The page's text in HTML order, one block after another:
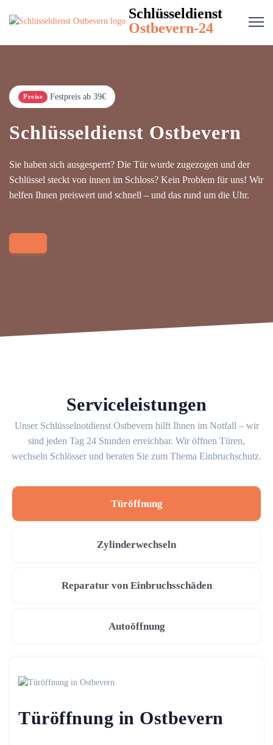
Schlüsseldienst
Ostbevern-24
Preise Festpreis ab 39€
Schlüsseldienst Ostbevern
Sie haben sich ausgesperrt? Die Tür wurde zugezogen und der
Schlüssel steckt von innen im Schloss? Kein Problem für uns! Wir
helfen Ihnen preiswert und schnell – und das rund um die Uhr.
Serviceleistungen
Unser Schlüsselnotdienst Ostbevern hilft Ihnen im Notfall – wir
sind jeden Tag 24 Stunden erreichbar. Wir öffnen Türen,
wechseln Schlösser und beraten Sie zum Thema Einbruchschutz.
Türöffnung
Zylinderwechseln
Reparatur von Einbruchsschäden
Autoöffnung
Türöffnung in Ostbevern